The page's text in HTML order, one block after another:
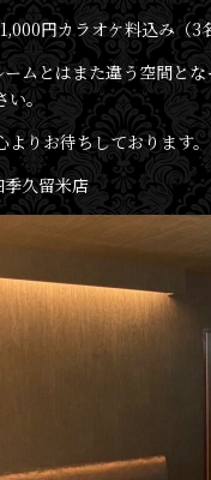
円カラオケ料込み（
ムとはまた違う空間と
。
りお待ちしております。
久留米店